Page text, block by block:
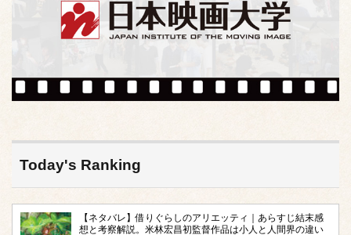
Today's Ranking
【ネタバレ】借りぐらしのアリエッティ｜あらすじ結末感
想と考察解説。米林宏昌初監督作品は小人と人間界の違い